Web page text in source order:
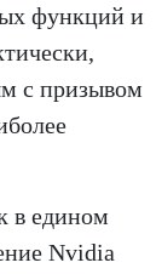
функций и
с призывом
в едином
Nvidia